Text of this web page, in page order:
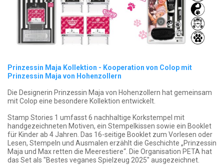
Prinzessin Maja Kollektion - Kooperation von Colop mit
Prinzessin Maja von Hohenzollern
Die Designerin Prinzessin Maja von Hohenzollern hat gemeinsam
mit Colop eine besondere Kollektion entwickelt.
Stamp Stories 1 umfasst 6 nachhaltige Korkstempel mit
handgezeichneten Motiven, ein Stempelkissen sowie ein Booklet
für Kinder ab 4 Jahren. Das 16-seitige Booklet zum Vorlesen oder
Lesen, Stempeln und Ausmalen erzählt die Geschichte „Prinzessin
Maja und Max retten die Meerestiere“. Die Organisation PETA hat
das Set als "Bestes veganes Spielzeug 2025" ausgezeichnet.